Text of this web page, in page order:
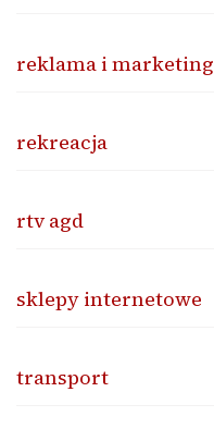
reklama i marketing
rekreacja
rtv agd
sklepy internetowe
transport